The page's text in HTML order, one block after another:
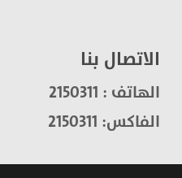
الاتصال بنا
الهاتف : 2150311
الفاكس: 2150311